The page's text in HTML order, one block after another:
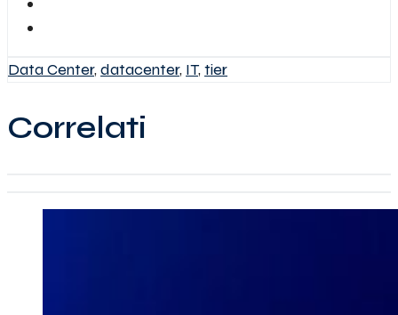
Data Center,datacenter, IT,tier
Correlati